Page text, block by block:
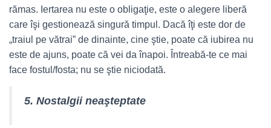
rămas. Iertarea nu este o obligaţie, este o alegere liberă
care îşi gestionează singură timpul. Dacă îţi este dor de
„traiul pe vătrai” de dinainte, cine ştie, poate că iubirea nu
este de ajuns, poate că vei da înapoi. Întreabă-te ce mai
face fostul/fosta; nu se ştie niciodată.
5. Nostalgii neaşteptate